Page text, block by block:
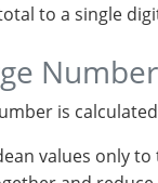
to a single
Number
is
values only